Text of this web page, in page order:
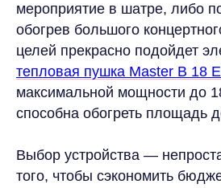
мероприятие в шатре, либо
обогрев большого
целей прекрасно подойдет
тепловая пушка Master B 18
максимальной мощности до
способна обогреть площадь
Выбор устройства —
того, чтобы сэкономить
+7 (916) 666-80-01
Московская область,
Химки, ул. Заводская, 10Б
hello@eventcomfort.ru